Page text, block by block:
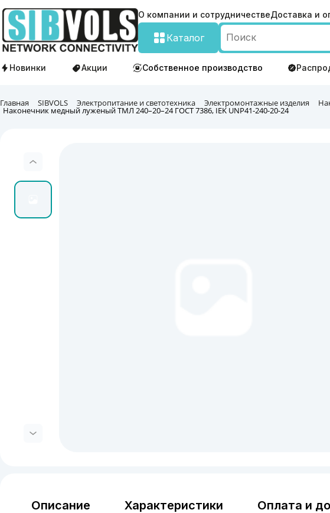
О компании и сотрудничествеДоставка и
Каталог
Новинки Акции Собственное производство
Главная SIBVOLS Электропитание и светотехника Электромонтажные изделия
Наконечник медный луженый ТМЛ 240–20–24 ГОСТ 7386, IEK UNP41-240-20-24
Описание Характеристики Оплата и